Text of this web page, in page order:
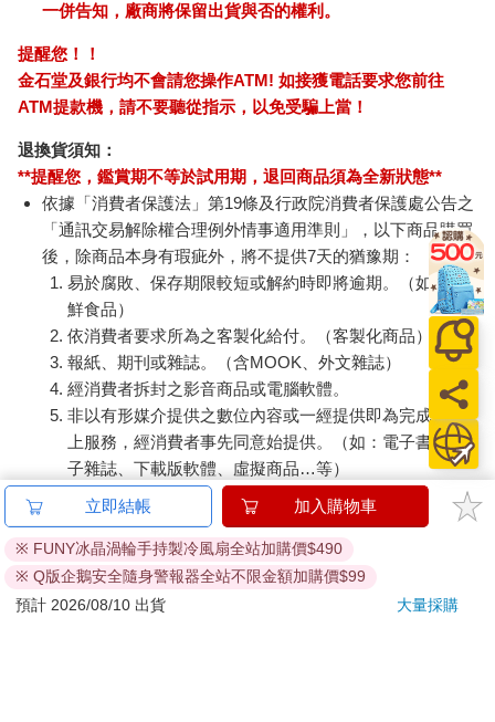
一併告知，廠商將保留出貨與否的權利。
提醒您！！
金石堂及銀行均不會請您操作ATM! 如接獲電話要求您前往
ATM提款機，請不要聽從指示，以免受騙上當！
退換貨須知：
**提醒您，鑑賞期不等於試用期，退回商品須為全新狀態**
依據「消費者保護法」第19條及行政院消費者保護處公告之
「通訊交易解除權合理例外情事適用準則」，以下商品購買
後，除商品本身有瑕疵外，將不提供7天的猶豫期：
易於腐敗、保存期限較短或解約時即將逾期。（如：生
鮮食品）
依消費者要求所為之客製化給付。（客製化商品）
報紙、期刊或雜誌。（含MOOK、外文雜誌）
經消費者拆封之影音商品或電腦軟體。
非以有形媒介提供之數位內容或一經提供即為完成之線
上服務，經消費者事先同意始提供。（如：電子書、電
子雜誌、下載版軟體、虛擬商品…等）
已拆封之個人衛生用品。（如：內衣褲、刮鬍刀、除毛
刀…等）
若非上列種類商品，均享有到貨7天的猶豫期（含例假
日）。
辦理退換貨時，商品（組合商品恕無法接受單獨退貨）必須
立即結帳 加入購物車
※ FUNY冰晶渦輪手持製冷風扇全站加購價$490
※ Q版企鵝安全隨身警報器全站不限金額加購價$99
預計 2026/08/10 出貨
大量採購